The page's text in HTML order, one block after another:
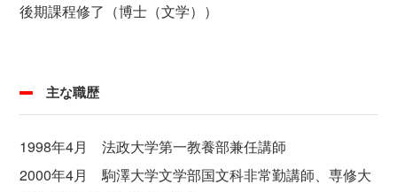
後期課程修了（博士（文学））
主な職歴
1998年4月 法政大学第一教養部兼任講師
2000年4月 駒澤大学文学部国文科非常勤講師、専修大